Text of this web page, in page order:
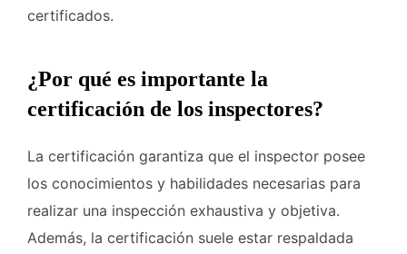
certificados.
¿Por qué es importante la
certificación de los inspectores?
La certificación garantiza que el inspector posee
los conocimientos y habilidades necesarias para
realizar una inspección exhaustiva y objetiva.
Además, la certificación suele estar respaldada